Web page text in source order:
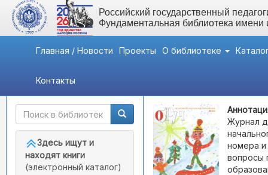
Российский государственный
Фундаментальная библиотека
Главная / Новости Проекты О библиотеке
Контакты
Быстрый доступ
Здесь ищут и
находят книги
(электронный каталог)
Журнал
номера и
вопросы